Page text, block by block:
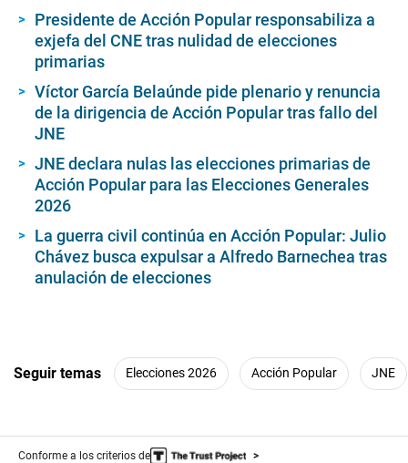
Presidente de Acción Popular responsabiliza a
exjefa del CNE tras nulidad de elecciones
primarias
Víctor García Belaúnde pide plenario y renuncia
de la dirigencia de Acción Popular tras fallo del
JNE
JNE declara nulas las elecciones primarias de
Acción Popular para las Elecciones Generales
2026
La guerra civil continúa en Acción Popular: Julio
Chávez busca expulsar a Alfredo Barnechea tras
anulación de elecciones
Seguir temas Elecciones 2026 Acción Popular JNE
Conforme a los criterios de